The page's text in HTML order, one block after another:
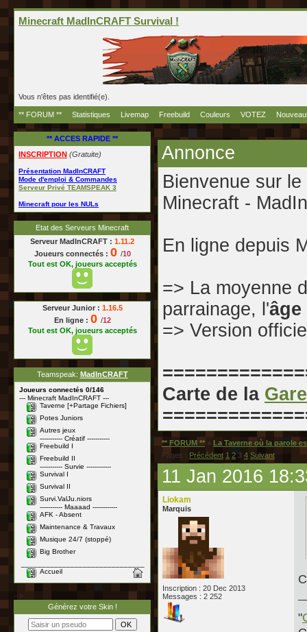
Minecraft MadInCRAFT Survival !
Vous n'êtes pas identifié(e).
** FORUM ** Statistiques Livemap Freebuild Couleurs VOTEZ
Annonce
Bienvenue sur
Minecraft -
En ligne depuis
=> La moyenne
parrainage, l'
=> Version
Carte de la
** FORUM ** » La Taverne où la parole
Pages : Précédent 1 2 3 4 Suivant
11 Jan 2016
Liokam
Marquis
Inscription : 20 Dec 2013
Messages : 2 252
"
** ACCES RAPIDE **
INSCRIPTION (Gratuite)
Présentation MadInCRAFT
Mode d'emploi & Commandes
Serveur Privé TEAMSPEAK 3
Minecraft pour les NULs
Etat des Serveurs Minecraft
Serveur MadInCRAFT : 1.11.2
Joueurs connectés : 0 /10
Tout est OK, joueurs acceptés
Serveur Junior : 1.16.5
En ligne : 0 /12
Tout est OK, joueurs acceptés
Teamspeak: MadInCRAFT
Joueurs connectés 0/146
--- Minecraft MadInCRAFT ---
Taverne [+Partage Fichiers]
Potes Juniors
Autres jeux
----------- Créatif -----------
Freebuild I
Freebuild II
----------- Survie ------------
Survival I
Survival II
Survi.ValJu.niors
----------- Maaaad ------------
AFK - Absent
Maintenance & Travaux
Musique 24/7 (stoppé)
Big Brother
Accueil
-->
Générez votre Skin !